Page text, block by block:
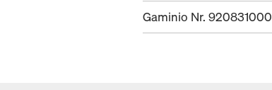
Gaminio Nr. 920831000